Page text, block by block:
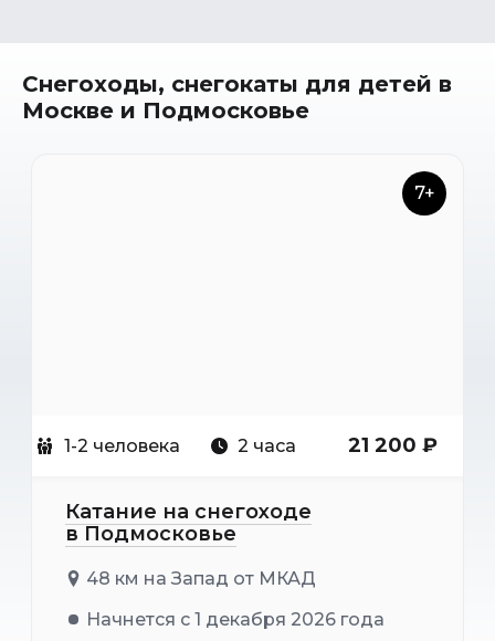
Снегоходы, снегокаты для детей в
Москве и Подмосковье
7+
1-2 человека 2 часа 21 200 ₽
Катание на снегоходе
в Подмосковье
48 км на Запад от МКАД
Начнется с 1 декабря 2026 года